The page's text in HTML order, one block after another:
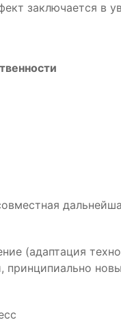
заключается в
(адаптация